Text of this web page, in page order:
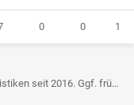
0 0 1
sind derzeit noch nicht berücksichtigt.